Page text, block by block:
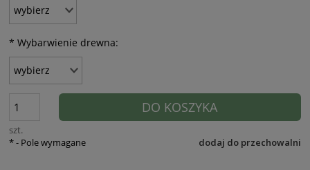
* Wybarwienie drewna:
szt.
DO KOSZYKA
dodaj do przechowalni
*- Pole wymagane